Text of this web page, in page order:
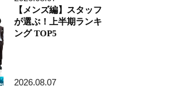
ビル店
店
ディング店
【メンズ編】スタッフ
が選ぶ！上半期ランキ
ング TOP5
2026.08.07